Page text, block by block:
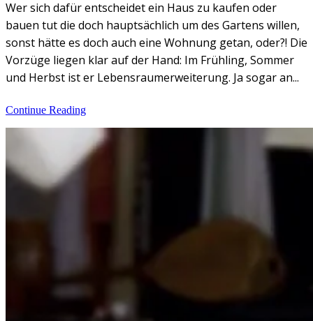
Wer sich dafür entscheidet ein Haus zu kaufen oder
bauen tut die doch hauptsächlich um des Gartens willen,
sonst hätte es doch auch eine Wohnung getan, oder?! Die
Vorzüge liegen klar auf der Hand: Im Frühling, Sommer
und Herbst ist er Lebensraumerweiterung. Ja sogar an...
Continue Reading